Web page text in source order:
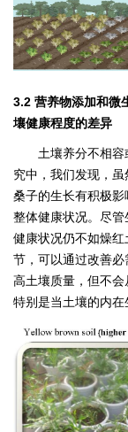
3.2 营养物添加和微
壤健康程度的差异
土壤养分不相
究中，我们发现，
桑子的生长有积极
整体健康状况。尽
健康状况仍不如燥
节，可以通过改善
高土壤质量，但不会
特别是当土壤的内在